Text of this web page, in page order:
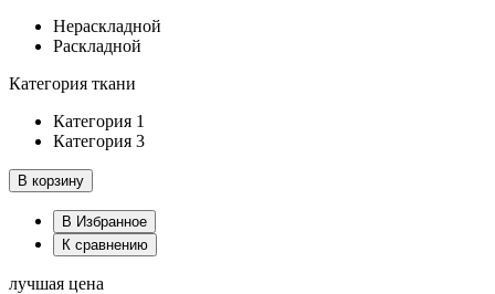
Нераскладной
Раскладной
Категория ткани
Категория 1
Категория 3
В корзину
В Избранное
К сравнению
лучшая цена